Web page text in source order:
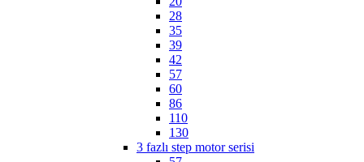
28
35
39
42
57
60
86
110
130
3 fazlı step motor serisi